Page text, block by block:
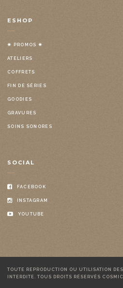
ESHOP
✷ PROMOS ✷
ATELIERS
COFFRETS
FIN DE SÉRIES
GOODIES
GRAVURES
SOINS SONORES
SOCIAL
FACEBOOK
INSTAGRAM
YOUTUBE
TOUTE REPRODUCTION OU UTILISATION
INTERDITE. TOUS DROITS RÉSERVÉS